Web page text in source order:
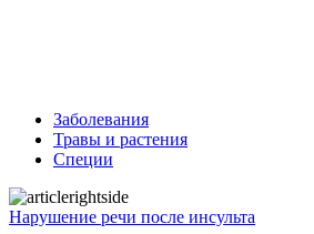
Заболевания
Травы и растения
Специи
Нарушение речи после инсульта